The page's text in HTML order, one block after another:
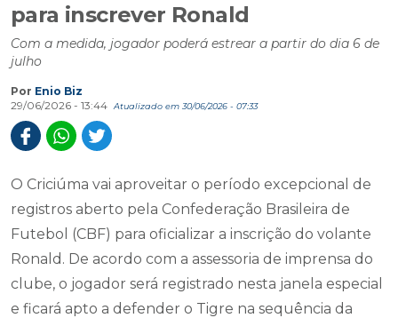
para inscrever Ronald
Com a medida, jogador poderá estrear a partir do dia 6 de
julho
Por Enio Biz
29/06/2026 - 13:44
Atualizado em 30/06/2026 - 07:33
O Criciúma vai aproveitar o período excepcional de
registros aberto pela Confederação Brasileira de
Futebol (CBF) para oficializar a inscrição do volante
Ronald. De acordo com a assessoria de imprensa do
clube, o jogador será registrado nesta janela especial
e ficará apto a defender o Tigre na sequência da